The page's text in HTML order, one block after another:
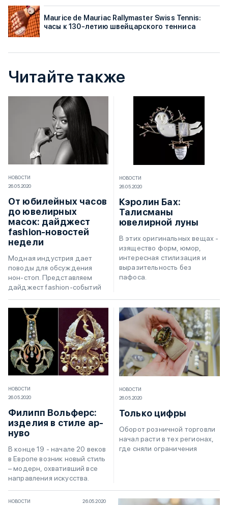
Maurice de Mauriac Rallymaster Swiss Tennis:
часы к 130-летию швейцарского тенниса
Читайте также
НОВОСТИ
26.05.2020
От юбилейных часов
до ювелирных
масок: дайджест
fashion-новостей
недели
Модная индустрия дает
поводы для обсуждения
нон-стоп. Представляем
дайджест fashion-событий
НОВОСТИ
26.05.2020
Кэролин Бах:
Талисманы
ювелирной луны
В этих оригинальных вещах -
изящество форм, юмор,
интересная стилизация и
выразительность без
пафоса.
НОВОСТИ
26.05.2020
Филипп Вольферс:
изделия в стиле ар-
нуво
В конце 19 - начале 20 веков
в Европе возник новый стиль
– модерн, охвативший все
направления искусства.
НОВОСТИ
26.05.2020
Только цифры
Оборот розничной торговли
начал расти в тех регионах,
где сняли ограничения
НОВОСТИ 26.05.2020